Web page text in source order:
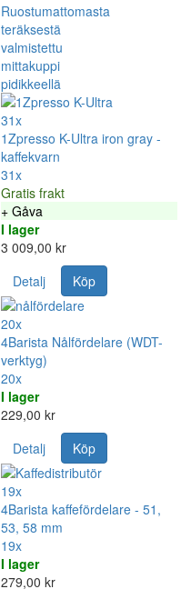
31x
1Zpresso K-Ultra iron gray -
kaffekvarn
31x
Gratis frakt
+ Gåva
I lager
3 009,00 kr
Detalj
Köp
20x
4Barista Nålfördelare (WDT-
verktyg)
20x
I lager
229,00 kr
Detalj
Köp
19x
4Barista kaffefördelare - 51,
53, 58 mm
19x
I lager
279,00 kr